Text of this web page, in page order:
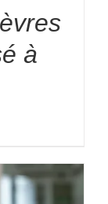
à